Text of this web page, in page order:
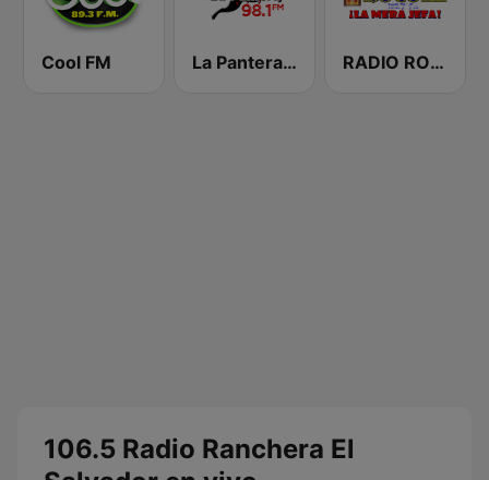
Cool FM La Pantera 98.1 FM RADIO ROCOLA 103.7 FM
106.5 Radio Ranchera El